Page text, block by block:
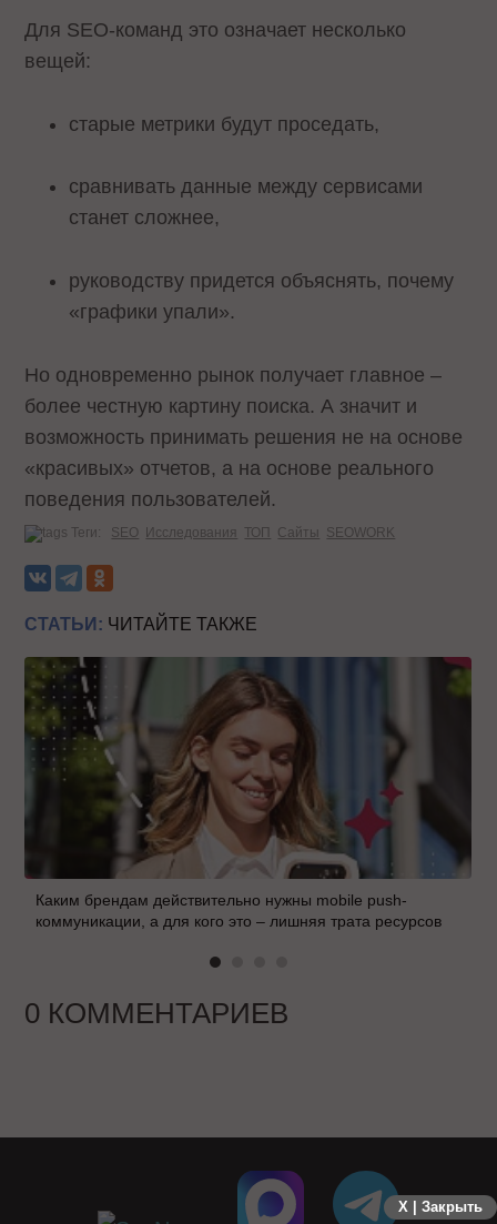
Для SEO-команд это означает несколько
вещей:
старые метрики будут проседать,
сравнивать данные между сервисами
станет сложнее,
руководству придется объяснять, почему
«графики упали».
Но одновременно рынок получает главное –
более честную картину поиска. А значит и
возможность принимать решения не на основе
«красивых» отчетов, а на основе реального
поведения пользователей.
Теги: SEO Исследования ТОП Сайты SEOWORK
СТАТЬИ: ЧИТАЙТЕ ТАКЖЕ
Каким брендам действительно нужны mobile push-
коммуникации, а для кого это – лишняя трата ресурсов
0 КОММЕНТАРИЕВ
X | Закрыть